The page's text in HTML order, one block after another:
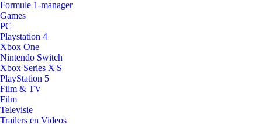
Formule 1-manager
Games
PC
Playstation 4
Xbox One
Nintendo Switch
Xbox Series X|S
PlayStation 5
Film & TV
Film
Televisie
Trailers en Videos